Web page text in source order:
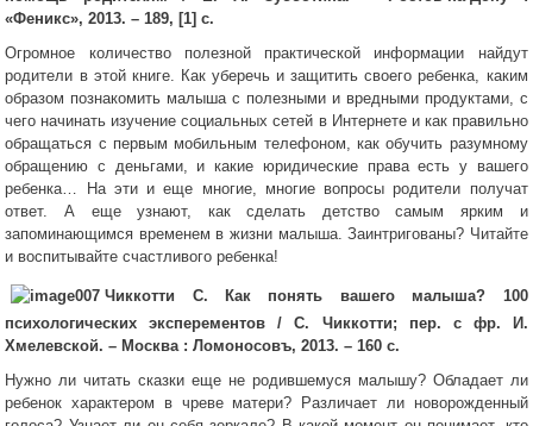
«Феникс», 2013. – 189, [1] с.
Огромное количество полезной практической информации найдут
родители в этой книге. Как уберечь и защитить своего ребенка, каким
образом познакомить малыша с полезными и вредными продуктами, с
чего начинать изучение социальных сетей в Интернете и как правильно
обращаться с первым мобильным телефоном, как обучить разумному
обращению с деньгами, и какие юридические права есть у вашего
ребенка… На эти и еще многие, многие вопросы родители получат
ответ. А еще узнают, как сделать детство самым ярким и
запоминающимся временем в жизни малыша. Заинтригованы? Читайте
и воспитывайте счастливого ребенка!
Чиккотти С. Как понять вашего малыша? 100
психологических эксперементов / С. Чиккотти; пер. с фр. И.
Хмелевской. – Москва : Ломоносовъ, 2013. – 160 с.
Нужно ли читать сказки еще не родившемуся малышу? Обладает ли
ребенок характером в чреве матери? Различает ли новорожденный